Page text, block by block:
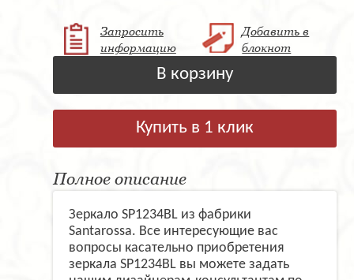
Запросить
информацию
Добавить в
блокнот
В корзину
Купить в 1 клик
Полное описание
Зеркало SP1234BL из фабрики
Santarossa. Все интересующие вас
вопросы касательно приобретения
зеркала SP1234BL вы можете задать